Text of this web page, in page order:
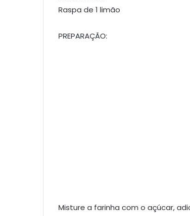
Raspa de 1 limão
PREPARAÇÃO:
Misture a farinha com o açúcar,